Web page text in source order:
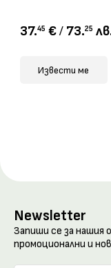
37.45 € / 73.25
Извести ме
Newsletter
Запиши се за нашия
промоционални и